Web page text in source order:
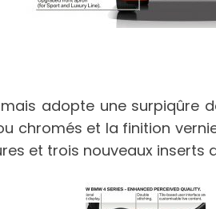
adopte une surpiqûre
chromés et la finition
et trois nouveaux inserts